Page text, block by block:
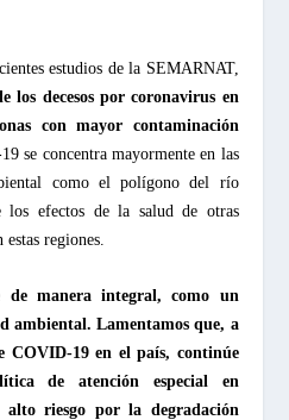
estudios de la SEMARNAT,
los decesos por coronavirus en
con mayor contaminación
se concentra mayormente en las
como el polígono del río
los efectos de la salud de otras
estas regiones.
de manera integral, como un
ambiental. Lamentamos que, a
COVID-19 en el país, continúe
de atención especial en
alto riesgo por la degradación